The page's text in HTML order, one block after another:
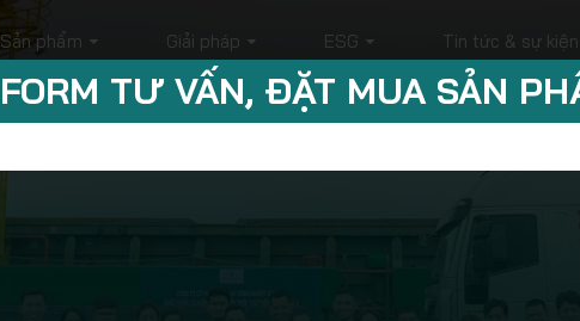
Sản phẩm Giải pháp ESG Tin tức & sự kiện
FORM TƯ VẤN, ĐẶT MUA SẢN